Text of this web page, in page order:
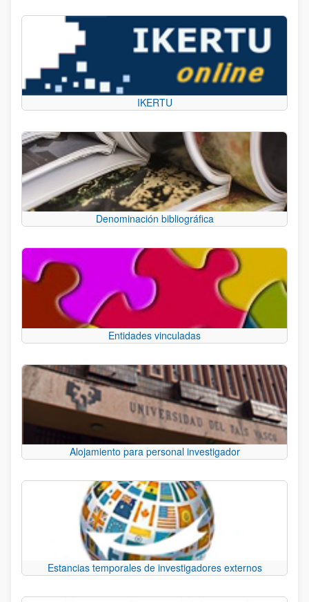
IKERTU
Denominación bibliográfica
Entidades vinculadas
Alojamiento para personal investigador
Estancias temporales de investigadores externos